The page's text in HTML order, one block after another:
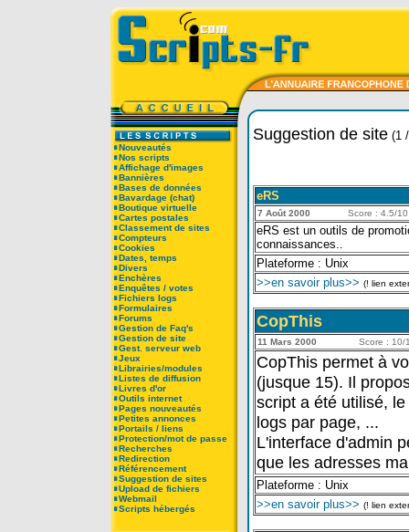
Nouveautés
Nos scripts
Affichage d'images
Bannières
Bases de données
Bavardage (chat)
Boutique virtuelle
Cartes postales
Classement de sites
Compteurs
Cookies
Dates, temps
Divers
Enchères
Enquêtes / votes
Fichiers logs
Formulaires
Forums
Gestion de Faq's
Gestion de site
Gest. serveur web
Jeux
Librairies/modules
Listes de diffusion
Livres d'or
Outils internet
Pages nouveautés
Petites annonces
Portails / liens
Protection/mot de passe
Recherches
Redirection
Référencement
Suggestion de sites
Upload de fichiers
Webmail
Scripts hébergés
Suggestion de site(1 /
eRS
7 Août 2000 Score : 4.5/
eRS est un outils de
connaissances..
Plateforme : Unix
>>en savoir plus>> (! lien
CopThis
11 Mars 2000 Score : 10/
CopThis permet à
(jusque 15). Il
script a été utilisé,
logs par page, ...
L'interface d'admin
que les adresses
Plateforme : Unix
>>en savoir plus>> (! lien